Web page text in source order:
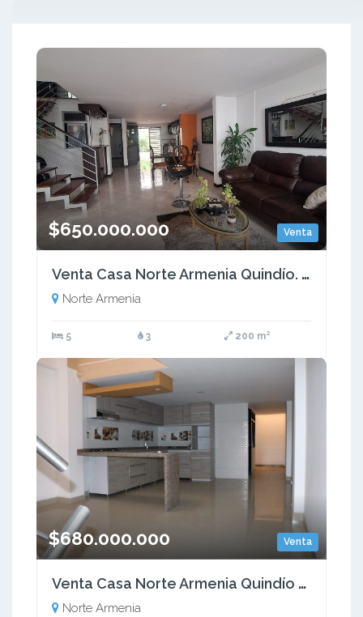
Venta
$650.000.000
Venta Casa Norte Armenia Quindío. Colombia COD: 9484886
Norte Armenia
5 3 200 m²
Venta
$680.000.000
Venta Casa Norte Armenia Quindío Colombia COD: 9299218
Norte Armenia